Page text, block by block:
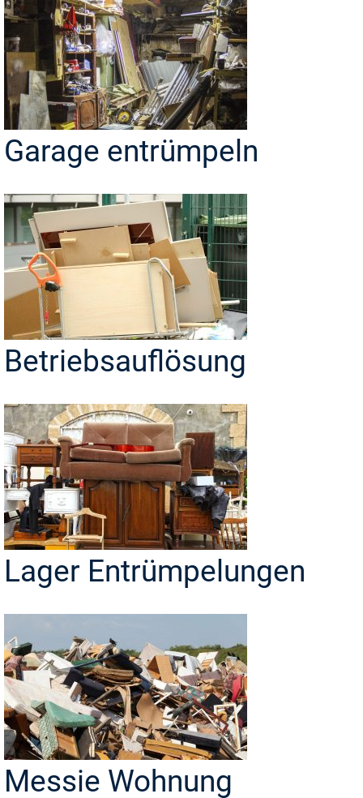
Garage entrümpeln
Betriebsauflösung
Lager Entrümpelungen
Messie Wohnung